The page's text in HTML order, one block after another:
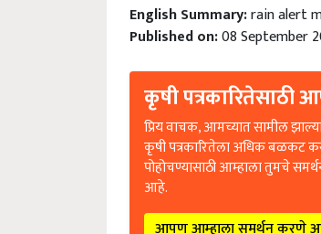
English Summary:rain alert
Published on:08 September
कृषी पत्रकारितेसाठी
प्रिय वाचक, आमच्यात सामील
कृषी पत्रकारितेला अधिक बळकट
पोहोचण्यासाठी आम्हाला तुमचे
आहे.
आपण आम्हाला समर्थन करणे